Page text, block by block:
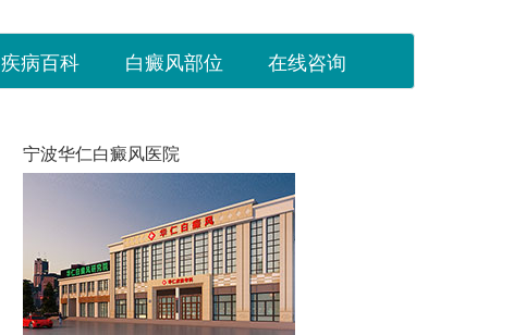
疾病百科 白癜风部位 在线咨询
宁波华仁白癜风医院